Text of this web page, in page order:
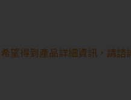
望得到產品詳細資訊，請諮